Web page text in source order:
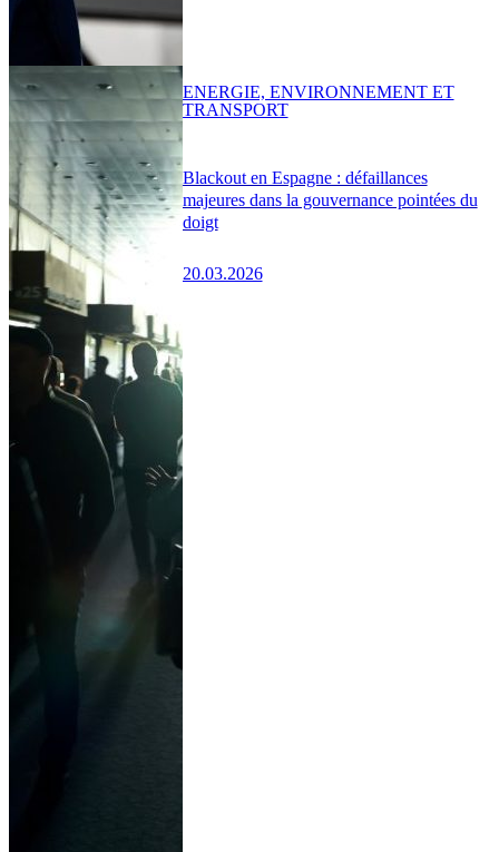
Blackout en Espagne : défaillances
majeures dans la gouvernance pointées du
doigt
20.03.2026
ENERGIE, ENVIRONNEMENT ET
TRANSPORT